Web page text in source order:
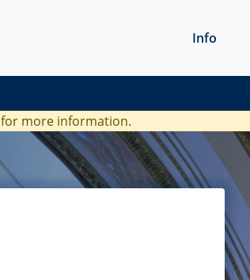
Info
for more information.